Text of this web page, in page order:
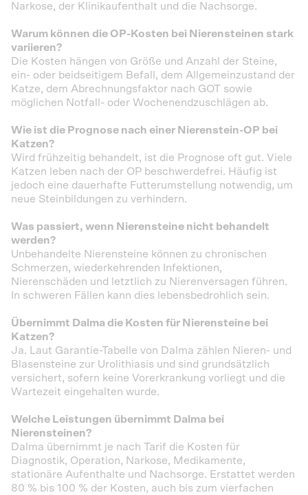
Narkose, der Klinikaufenthalt und die Nachsorge.
Warum können die OP-Kosten bei Nierensteinen stark
variieren?
Die Kosten hängen von Größe und Anzahl der Steine,
ein- oder beidseitigem Befall, dem Allgemeinzustand der
Katze, dem Abrechnungsfaktor nach GOT sowie
möglichen Notfall- oder Wochenendzuschlägen ab.
Wie ist die Prognose nach einer Nierenstein-OP bei
Katzen?
Wird frühzeitig behandelt, ist die Prognose oft gut. Viele
Katzen leben nach der OP beschwerdefrei. Häufig ist
jedoch eine dauerhafte Futterumstellung notwendig, um
neue Steinbildungen zu verhindern.
Was passiert, wenn Nierensteine nicht behandelt
werden?
Unbehandelte Nierensteine können zu chronischen
Schmerzen, wiederkehrenden Infektionen,
Nierenschäden und letztlich zu Nierenversagen führen.
In schweren Fällen kann dies lebensbedrohlich sein.
Übernimmt Dalma die Kosten für Nierensteine bei
Katzen?
Ja. Laut Garantie-Tabelle von Dalma zählen Nieren- und
Blasensteine zur Urolithiasis und sind grundsätzlich
versichert, sofern keine Vorerkrankung vorliegt und die
Wartezeit eingehalten wurde.
Welche Leistungen übernimmt Dalma bei
Nierensteinen?
Dalma übernimmt je nach Tarif die Kosten für
Diagnostik, Operation, Narkose, Medikamente,
stationäre Aufenthalte und Nachsorge. Erstattet werden
80 % bis 100 % der Kosten, auch bis zum vierfachen